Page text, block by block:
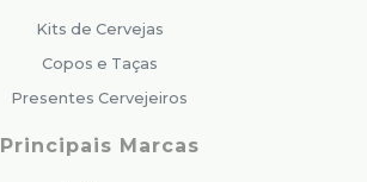
Kits de Cervejas
Copos e Taças
Presentes Cervejeiros
Principais Marcas